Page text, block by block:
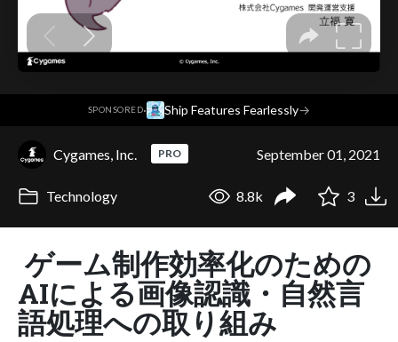
SPONSORED· Ship Features Fearlessly→
Cygames, Inc. PRO September 01, 2021
Technology 8.8k 3
ゲーム制作効率化のための
AIによる画像認識・自然言
語処理への取り組み